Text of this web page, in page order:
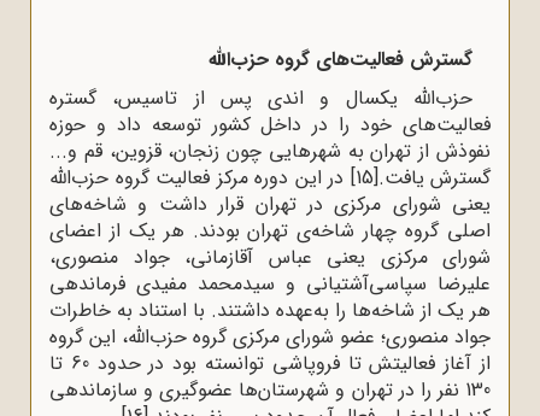
گسترش فعالیت‌های گروه حزب‌الله
حزب‌الله یکسال و اندی پس از تاسیس، گستره
فعالیت‌های خود را در داخل کشور توسعه داد و حوزه
نفوذش از تهران به شهرهایی چون زنجان، قزوین، قم و...
گسترش یافت.[15]
در این دوره مرکز فعالیت گروه حزب‌الله
یعنی شورای مرکزی در تهران قرار داشت و شاخه‌های
اصلی گروه چهار شاخه‌ی تهران بودند. هر یک از اعضای
شورای مرکزی یعنی عباس آقا‌زمانی، جواد منصوری،
علیرضا سپاسی‌آشتیانی و سیدمحمد مفیدی فرماندهی
هر یک از شاخه‌ها را به‌عهده داشتند. با استناد به خاطرات
جواد منصوری؛ عضو شورای مرکزی گروه حزب‌الله، این گروه
از آغاز فعالیتش تا فروپاشی توانسته بود در حدود 60 تا
130 نفر را در تهران و شهرستان‌ها عضوگیری و سازماندهی